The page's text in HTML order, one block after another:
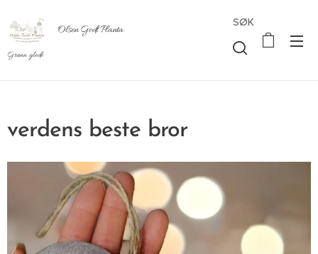
Olsen Godt Planta
Grønn glede
SØK
verdens beste bror